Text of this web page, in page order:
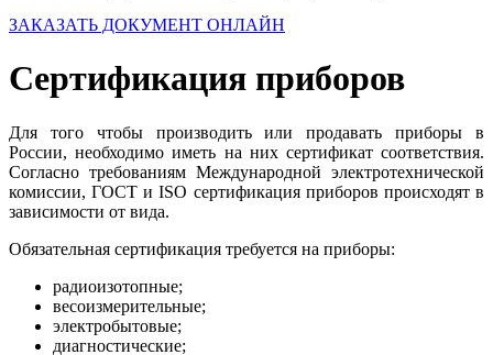
ЗАКАЗАТЬ ДОКУМЕНТ ОНЛАЙН
Сертификация приборов
Для того чтобы производить или продавать приборы в
России, необходимо иметь на них сертификат соответствия.
Согласно требованиям Международной электротехнической
комиссии, ГОСТ и ISO сертификация приборов происходят в
зависимости от вида.
Обязательная сертификация требуется на приборы:
радиоизотопные;
весоизмерительные;
электробытовые;
диагностические;